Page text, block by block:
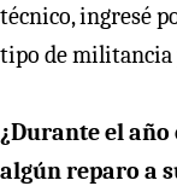
técnico, ingresé
tipo de militancia
¿Durante el
algún reparo a